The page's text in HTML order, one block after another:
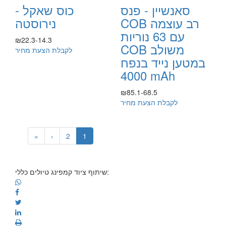
סאנשיין - פנס
COB רב עוצמה
עם 63 נוריות
COB משולב
במטען נייד בנפח
4000 mAh
₪85.1-68.5
לקבלת הצעת מחיר
כוס שאקל -
נירוסטה
₪22.3-14.3
לקבלת הצעת מחיר
1
2
›
»
שיתוף ציוד קמפינג טיולים כללי: